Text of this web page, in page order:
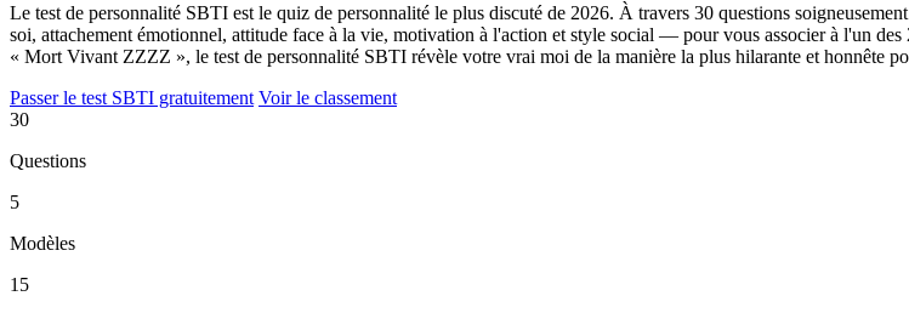
Le test de personnalité SBTI est le quiz de personnalité le plus discuté de 2026. À travers 30 questions
soi, attachement émotionnel, attitude face à la vie, motivation à l'action et style social — pour vous associer à l'un
« Mort Vivant ZZZZ », le test de personnalité SBTI révèle votre vrai moi de la manière la plus hilarante et honnête
Passer le test SBTI gratuitement Voir le classement
30
Questions
5
Modèles
15